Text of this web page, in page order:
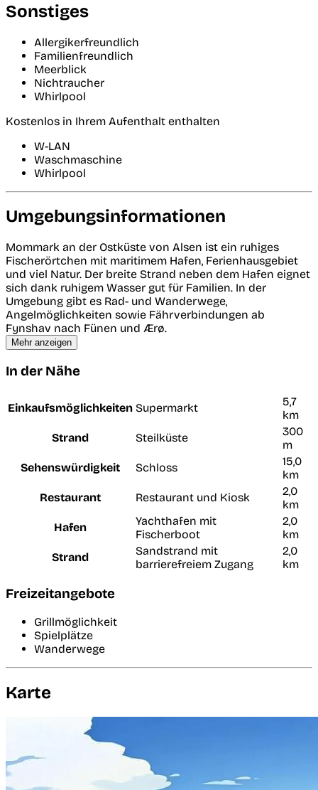
Sonstiges
Allergikerfreundlich
Familienfreundlich
Meerblick
Nichtraucher
Whirlpool
Kostenlos in Ihrem Aufenthalt enthalten
W-LAN
Waschmaschine
Whirlpool
Umgebungsinformationen
Mommark an der Ostküste von Alsen ist ein ruhiges
Fischerörtchen mit maritimem Hafen, Ferienhausgebiet
und viel Natur. Der breite Strand neben dem Hafen eignet
sich dank ruhigem Wasser gut für Familien. In der
Umgebung gibt es Rad- und Wanderwege,
Angelmöglichkeiten sowie Fährverbindungen ab
Fynshav nach Fünen und Ærø.
Mehr anzeigen
In der Nähe
Einkaufsmöglichkeiten Supermarkt
5,7
km
Strand
Steilküste
300
m
Sehenswürdigkeit
Schloss
15,0
km
Restaurant
Restaurant und Kiosk
2,0
km
Hafen
Yachthafen mit
Fischerboot
2,0
km
Strand
Sandstrand mit
barrierefreiem Zugang
2,0
km
Freizeitangebote
Grillmöglichkeit
Spielplätze
Wanderwege
Karte